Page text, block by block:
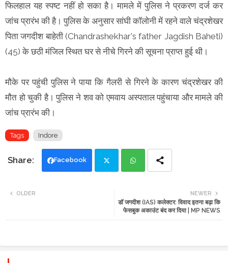
फिलहाल यह स्पष्ट नहीं हो सका है। मामले में पुलिस ने प्रकरण दर्ज कर
जांच प्रारंभ की है। पुलिस के अनुसार सांघी कॉलोनी में रहने वाले चंद्रशेखर
पिता जगदीश बाहेती (Chandrashekhar's father Jagdish Baheti)
(45) के छठी मंजिल स्थित घर से नीचे गिरने की सूचना प्राप्त हुई थी।
मौके पर पहुंची पुलिस ने पाया कि गैलरी से गिरने के कारण चंद्रशेखर की
मौत हो चुकी है। पुलिस ने शव को एमवाय अस्पताल पहुंचाया और मामले की
जांच प्रारंभ की।
Tags Indore
Facebook
ats
NEWER
डॉ जगदीश (IAS) कलेक्टर: विवाद इतना बढ़ा कि
फेसबुक अकाउंट बंद कर दिया | MP NEWS
OLDER